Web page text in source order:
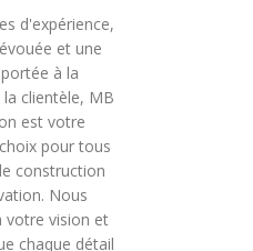
d'expérience,
et une
à la
clientèle, MB
est votre
pour tous
construction
Nous
votre vision et
chaque détail